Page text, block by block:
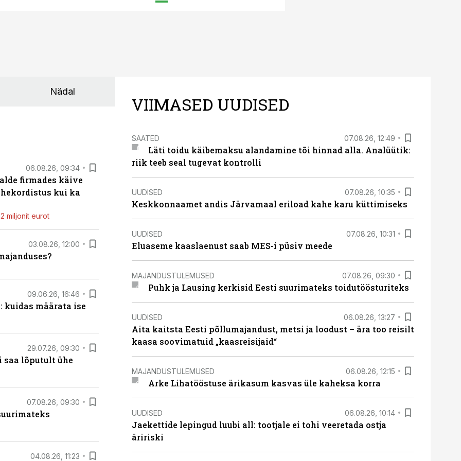
Nädal
06.08.26, 09:34
firmades käive
kui ka
miljonit eurot
03.08.26, 12:00
09.06.26, 16:46
määrata ise
29.07.26, 09:30
lõputult ühe
07.08.26, 09:30
04.08.26, 11:23
VIIMASED UUDISED
SAATED 07.08.26, 12:49
Läti toidu käibemaksu alandamine tõi hinnad alla. Analüütik:
riik teeb seal tugevat kontrolli
UUDISED 07.08.26, 10:35
Keskkonnaamet andis Järvamaal eriload kahe karu küttimiseks
UUDISED 07.08.26, 10:31
Eluaseme kaaslaenust saab MES-i püsiv meede
MAJANDUSTULEMUSED 07.08.26, 09:30
Puhk ja Lausing kerkisid Eesti suurimateks toidutöösturiteks
UUDISED 06.08.26, 13:27
Aita kaitsta Eesti põllumajandust, metsi ja loodust – ära too reisilt
kaasa soovimatuid „kaasreisijaid“
MAJANDUSTULEMUSED 06.08.26, 12:15
Arke Lihatööstuse ärikasum kasvas üle kaheksa korra
UUDISED 06.08.26, 10:14
Jaekettide lepingud luubi all: tootjale ei tohi veeretada ostja
äririski